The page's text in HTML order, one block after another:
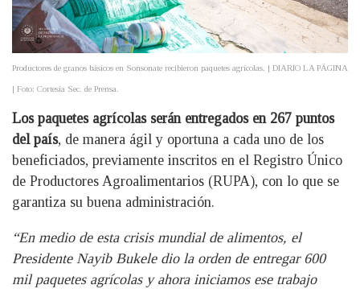
Productores de granos básicos en Sonsonate recibieron paquetes agrícolas. | DIARIO LA PÁGINA
| Foto: Cortesía Sec. de Prensa.
Los paquetes agrícolas serán entregados en 267 puntos
del país, de manera ágil y oportuna a cada uno de los
beneficiados, previamente inscritos en el Registro Único
de Productores Agroalimentarios (RUPA), con lo que se
garantiza su buena administración.
“En medio de esta crisis mundial de alimentos, el
Presidente Nayib Bukele dio la orden de entregar 600
mil paquetes agrícolas y ahora iniciamos ese trabajo